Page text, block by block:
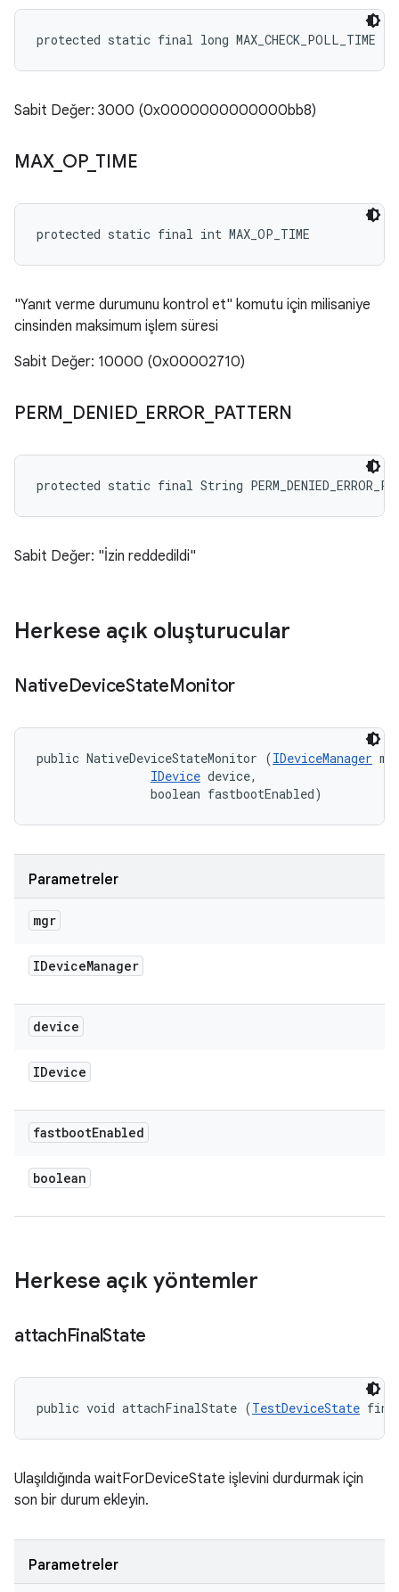
protected static final long MAX_CHECK_POLL_TIME
Sabit Değer: 3000 (0x0000000000000bb8)
MAX_ OP_ TIME
protected static final int MAX_OP_TIME
"Yanıt verme durumunu kontrol et" komutu için milisaniye
cinsinden maksimum işlem süresi
Sabit Değer: 10000 (0x00002710)
PERM DENIED_ ERROR_ PATTERN
protected static final String
Sabit Değer: "İzin reddedildi"
Herkese açık oluşturucular
NativeDeviceStateMonitor
public NativeDeviceStateMonitor (IDeviceManager
IDevice device,
                boolean fastbootEnabled)
Parametreler
mgr
IDeviceManager
device
IDevice
fastbootEnabled
boolean
Herkese açık yöntemler
attachFinalState
public void attachFinalState (TestDeviceState
Ulaşıldığında waitForDeviceState işlevini durdurmak için
son bir durum ekleyin.
Parametreler